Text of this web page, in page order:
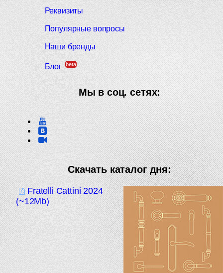
Реквизиты
Популярные вопросы
Наши бренды
Блог beta
Мы в соц. сетях:
Скачать каталог дня:
Fratelli Cattini 2024
(~12Mb)